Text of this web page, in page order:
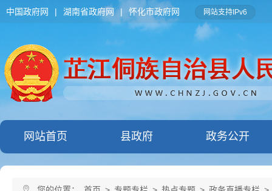
中国政府网 | 湖南省政府网 | 怀化市政府网 网站支持IPv6
网站首页 县政府 政务公开